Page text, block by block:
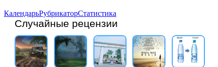
КалендарьРубрикаторСтатистика
Случайные рецензии